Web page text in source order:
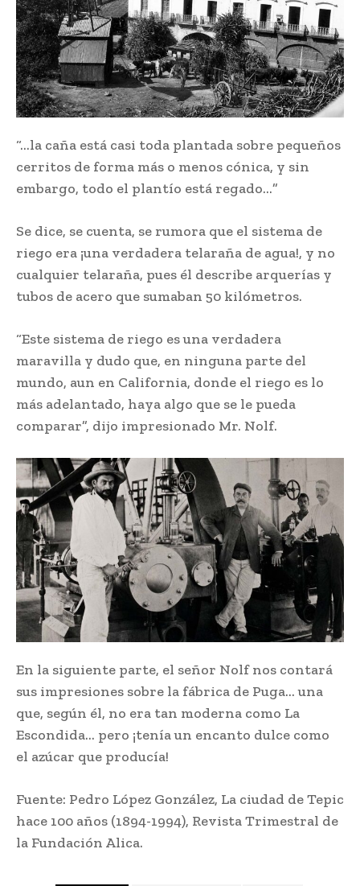
“…la caña está casi toda plantada sobre pequeños
cerritos de forma más o menos cónica, y sin
embargo, todo el plantío está regado…”
Se dice, se cuenta, se rumora que el sistema de
riego era ¡una verdadera telaraña de agua!, y no
cualquier telaraña, pues él describe arquerías y
tubos de acero que sumaban 50 kilómetros.
“Este sistema de riego es una verdadera
maravilla y dudo que, en ninguna parte del
mundo, aun en California, donde el riego es lo
más adelantado, haya algo que se le pueda
comparar”, dijo impresionado Mr. Nolf.
En la siguiente parte, el señor Nolf nos contará
sus impresiones sobre la fábrica de Puga… una
que, según él, no era tan moderna como La
Escondida… pero ¡tenía un encanto dulce como
el azúcar que producía!
Fuente: Pedro López González, La ciudad de Tepic
hace 100 años (1894-1994), Revista Trimestral de
la Fundación Alica.